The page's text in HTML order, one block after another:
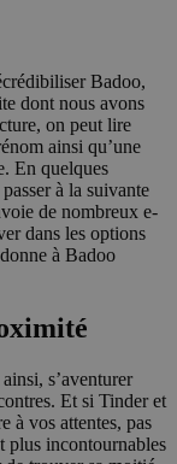
Badoo,
dont nous avons
on peut lire
ainsi qu’une
En quelques
à la suivante
de nombreux e-
dans les options
à Badoo
s’aventurer
Et si Tinder et
à vos attentes, pas
plus incontournables